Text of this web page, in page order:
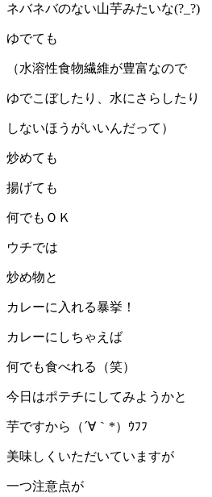
ネバネバのない山芋みたいな(?_?)
ゆでても
（水溶性食物繊維が豊富なので
ゆでこぼしたり、水にさらしたり
しないほうがいいんだって）
炒めても
揚げても
何でもＯＫ
ウチでは
炒め物と
カレーに入れる暴挙！
カレーにしちゃえば
何でも食べれる（笑）
今日はポテチにしてみようかと
芋ですから（´∀｀*）ｳﾌﾌ
美味しくいただいていますが
一つ注意点が